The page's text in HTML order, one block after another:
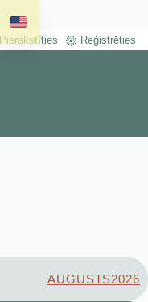
Pierakstīties Reģistrēties
AUGUSTS2026